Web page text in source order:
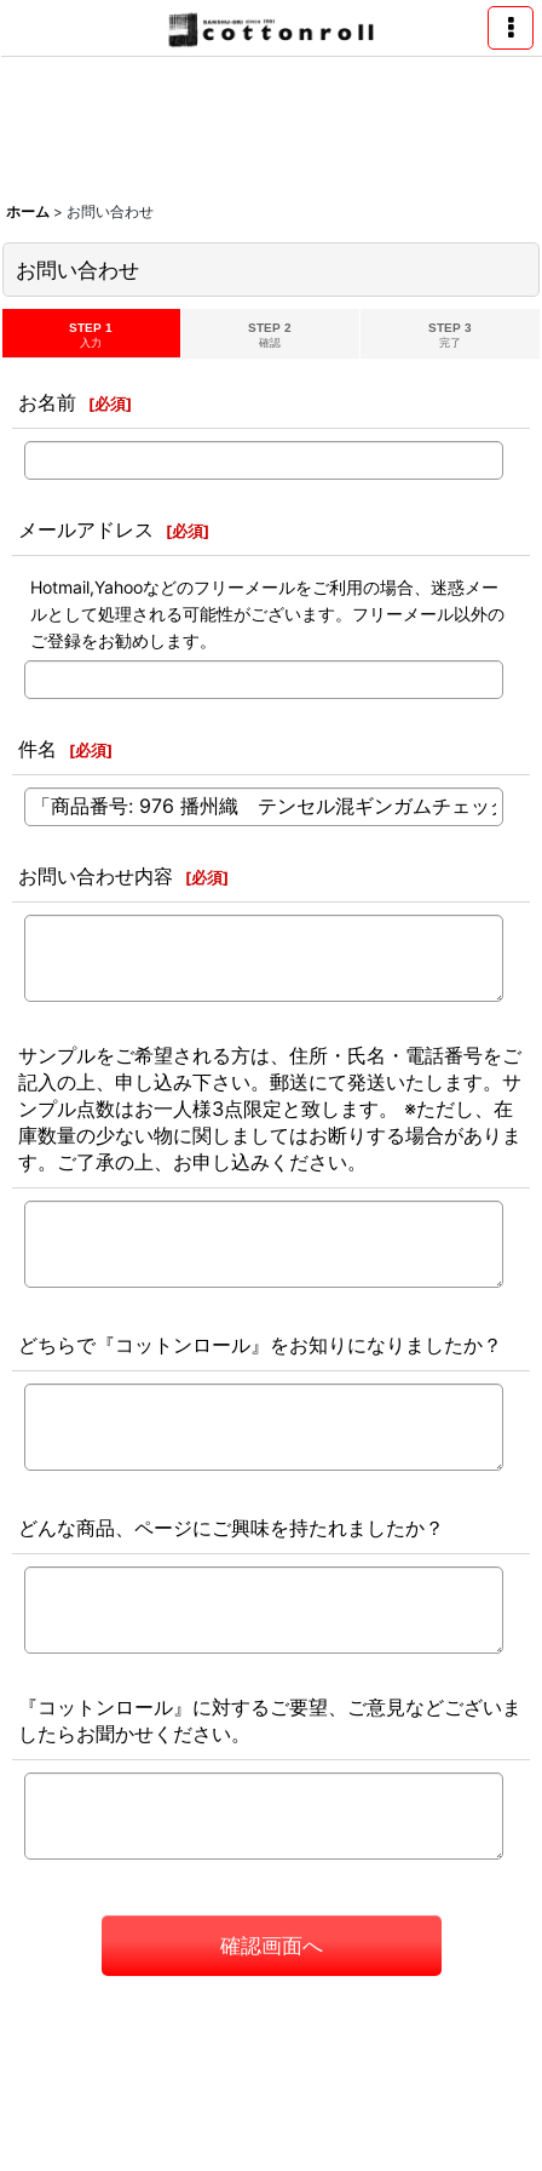
ホーム > お問い合わせ
お問い合わせ
STEP 1
入力
STEP 2
確認
STEP 3
完了
お名前 [必須]
メールアドレス [必須]
Hotmail,Yahooなどのフリーメールをご利用の場合、迷惑メー
ルとして処理される可能性がございます。フリーメール以外の
ご登録をお勧めします。
件名 [必須]
お問い合わせ内容 [必須]
サンプルをご希望される方は、住所・氏名・電話番号をご
記入の上、申し込み下さい。郵送にて発送いたします。サ
ンプル点数はお一人様3点限定と致します。 ※ただし、在
庫数量の少ない物に関しましてはお断りする場合がありま
す。ご了承の上、お申し込みください。
どちらで『コットンロール』をお知りになりましたか？
どんな商品、ページにご興味を持たれましたか？
『コットンロール』に対するご要望、ご意見などございま
したらお聞かせください。
確認画面へ